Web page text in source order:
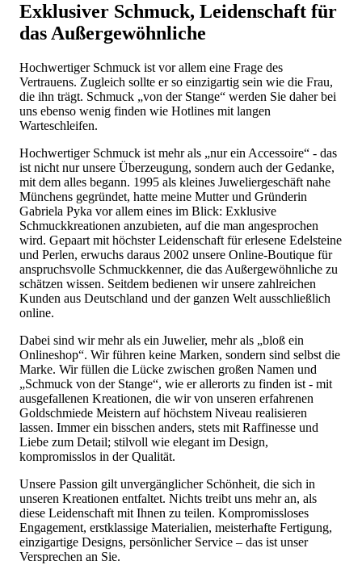
Exklusiver Schmuck, Leidenschaft für
das Außergewöhnliche
Hochwertiger Schmuck ist vor allem eine Frage des
Vertrauens. Zugleich sollte er so einzigartig sein wie die Frau,
die ihn trägt. Schmuck „von der Stange“ werden Sie daher bei
uns ebenso wenig finden wie Hotlines mit langen
Warteschleifen.
Hochwertiger Schmuck ist mehr als „nur ein Accessoire“ - das
ist nicht nur unsere Überzeugung, sondern auch der Gedanke,
mit dem alles begann. 1995 als kleines Juweliergeschäft nahe
Münchens gegründet, hatte meine Mutter und Gründerin
Gabriela Pyka vor allem eines im Blick: Exklusive
Schmuckkreationen anzubieten, auf die man angesprochen
wird. Gepaart mit höchster Leidenschaft für erlesene Edelsteine
und Perlen, erwuchs daraus 2002 unsere Online-Boutique für
anspruchsvolle Schmuckkenner, die das Außergewöhnliche zu
schätzen wissen. Seitdem bedienen wir unsere zahlreichen
Kunden aus Deutschland und der ganzen Welt ausschließlich
online.
Dabei sind wir mehr als ein Juwelier, mehr als „bloß ein
Onlineshop“. Wir führen keine Marken, sondern sind selbst die
Marke. Wir füllen die Lücke zwischen großen Namen und
„Schmuck von der Stange“, wie er allerorts zu finden ist - mit
ausgefallenen Kreationen, die wir von unseren erfahrenen
Goldschmiede Meistern auf höchstem Niveau realisieren
lassen. Immer ein bisschen anders, stets mit Raffinesse und
Liebe zum Detail; stilvoll wie elegant im Design,
kompromisslos in der Qualität.
Unsere Passion gilt unvergänglicher Schönheit, die sich in
unseren Kreationen entfaltet. Nichts treibt uns mehr an, als
diese Leidenschaft mit Ihnen zu teilen. Kompromissloses
Engagement, erstklassige Materialien, meisterhafte Fertigung,
einzigartige Designs, persönlicher Service – das ist unser
Versprechen an Sie.